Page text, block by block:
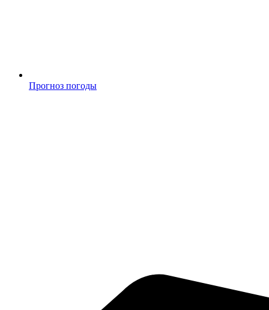
Прогноз погоды